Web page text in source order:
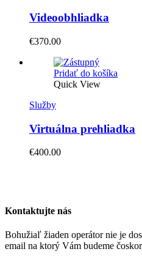
Videoobhliadka
€370.00
Pridať do košíka
Quick View
Služby
Virtuálna prehliadka
€400.00
Kontaktujte nás
Bohužiaľ žiaden operátor nie je
email na ktorý Vám budeme